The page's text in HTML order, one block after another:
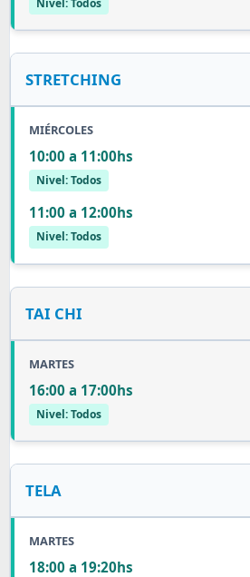
STRETCHING
MIÉRCOLES
10:00 a 11:00hs
Nivel: Todos
11:00 a 12:00hs
Nivel: Todos
TAI CHI
MARTES
16:00 a 17:00hs
Nivel: Todos
TELA
MARTES
18:00 a 19:20hs